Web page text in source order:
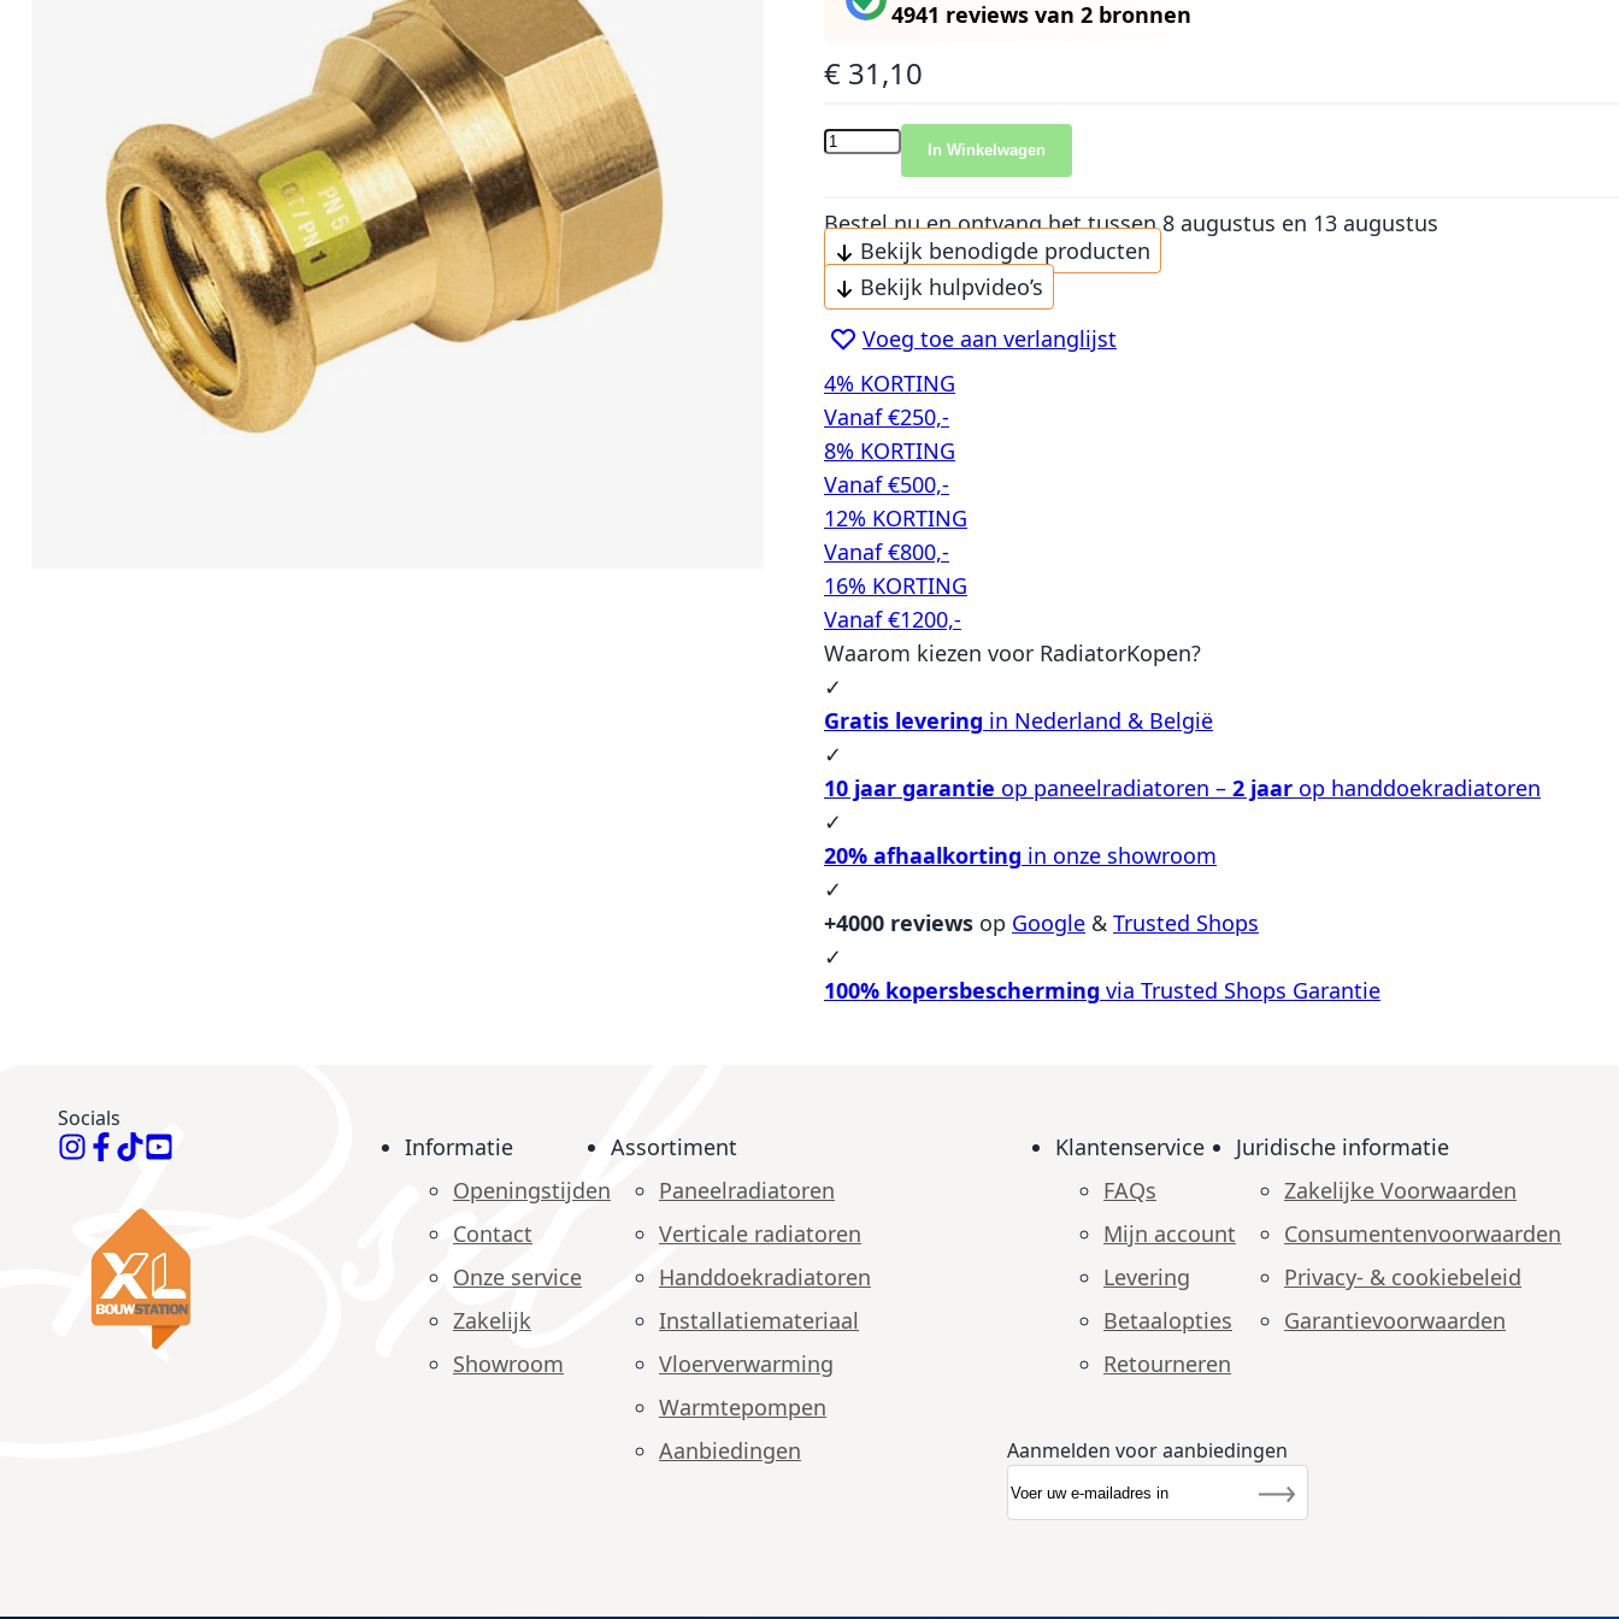
4941 reviews van 2 bronnen
€ 31,10
In Winkelwagen
Bestel nu en ontvang het tussen 8 augustus en 13 augustus
Bekijk benodigde producten
Bekijk hulpvideo’s
Voeg toe aan verlanglijst
4% KORTING
Vanaf €250,-
8% KORTING
Vanaf €500,-
12% KORTING
Vanaf €800,-
16% KORTING
Vanaf €1200,-
Waarom kiezen voor RadiatorKopen?
✓
Gratis levering in Nederland & België
✓
10 jaar garantie op paneelradiatoren – 2 jaar op handdoekradiatoren
✓
20% afhaalkorting in onze showroom
✓
+4000 reviews op Google & Trusted Shops
✓
100% kopersbescherming via Trusted Shops Garantie
Socials
Informatie
Openingstijden
Contact
Onze service
Zakelijk
Showroom
Assortiment
Paneelradiatoren
Verticale radiatoren
Handdoekradiatoren
Installatiemateriaal
Vloerverwarming
Warmtepompen
Aanbiedingen
Klantenservice
FAQs
Mijn account
Levering
Betaalopties
Retourneren
Juridische informatie
Zakelijke Voorwaarden
Consumenten­voorwaarden
Privacy- & cookiebeleid
Garantie­voorwaarden
Aanmelden voor aanbiedingen
Nieuwsbrief
Inschrijven